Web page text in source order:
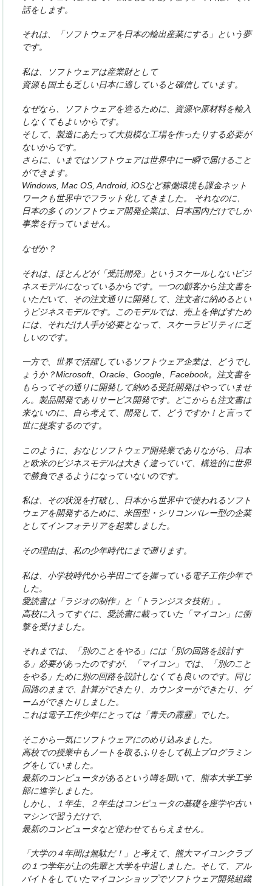
話をします。
それは、「ソフトウェアを日本の輸出産業にする」という夢
です。
私は、ソフトウェアは産業財として
資源も国土も乏しい日本に適していると確信しています。
なぜなら、ソフトウェアを造るために、資源や原材料を輸入
しなくてもよいからです。
そして、製造にあたって大規模な工場を作ったりする必要が
ないからです。
さらに、いまではソフトウェアは世界中に一瞬で届けること
ができます。
Windows, Mac OS, Android, iOSなど稼働環境も課金ネット
ワークも世界中でフラット化してきました。 それなのに、
日本の多くのソフトウェア開発企業は、日本国内だけでしか
事業を行っていません。
なぜか？
それは、ほとんどが「受託開発」というスケールしないビジ
ネスモデルになっているからです。一つの顧客から注文書を
いただいて、その注文通りに開発して、注文者に納めるとい
うビジネスモデルです。このモデルでは、売上を伸ばすため
には、それだけ人手が必要となって、スケーラビリティに乏
しいのです。
一方で、世界で活躍しているソフトウェア企業は、どうでし
ょうか？Microsoft、Oracle、Google、Facebook。注文書を
もらってその通りに開発して納める受託開発はやっていませ
ん。製品開発でありサービス開発です。どこからも注文書は
来ないのに、自ら考えて、開発して、どうですか！と言って
世に提案するのです。
このように、おなじソフトウェア開発業でありながら、日本
と欧米のビジネスモデルは大きく違っていて、構造的に世界
で勝負できるようになっていないのです。
私は、その状況を打破し、日本から世界中で使われるソフト
ウェアを開発するために、米国型・シリコンバレー型の企業
としてインフォテリアを起業しました。
その理由は、私の少年時代にまで遡ります。
私は、小学校時代から半田ごてを握っている電子工作少年で
した。
愛読書は「ラジオの制作」と「トランジスタ技術」。
高校に入ってすぐに、愛読書に載っていた「マイコン」に衝
撃を受けました。
それまでは、「別のことをやる」には「別の回路を設計す
る」必要があったのですが、「マイコン」では、「別のこと
をやる」ために別の回路を設計しなくても良いのです。同じ
回路のままで、計算ができたり、カウンターができたり、ゲ
ームができたりしました。
これは電子工作少年にとっては「青天の霹靂」でした。
そこから一気にソフトウェアにのめり込みました。
高校での授業中もノートを取るふりをして机上プログラミン
グをしていました。
最新のコンピュータがあるという噂を聞いて、熊本大学工学
部に進学しました。
しかし、１年生、２年生はコンピュータの基礎を座学や古い
マシンで習うだけで、
最新のコンピュータなど使わせてもらえません。
「大学の４年間は無駄だ！」と考えて、熊大マイコンクラブ
の１つ学年が上の先輩と大学を中退しました。そして、アル
バイトをしていたマイコンショップでソフトウェア開発組織